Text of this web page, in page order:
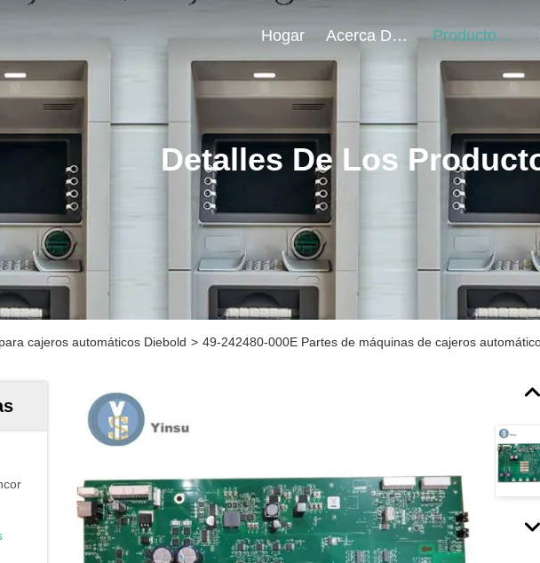
Hogar Acerca De Nosotros Productos
Detalles De Los
cajeros automáticos Diebold > 49-242480-000E Partes de máquinas de cajeros